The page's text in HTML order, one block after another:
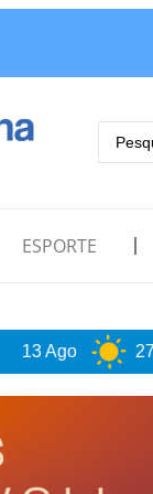
ESPORTE